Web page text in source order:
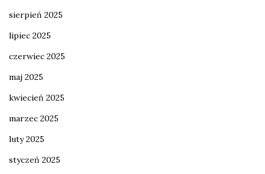
sierpień 2025
lipiec 2025
czerwiec 2025
maj 2025
kwiecień 2025
marzec 2025
luty 2025
styczeń 2025